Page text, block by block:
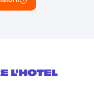
L'HOTEL